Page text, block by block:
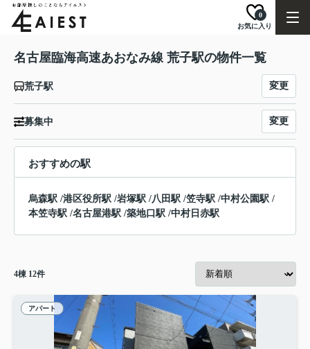
お気に入り
0
名古屋臨海高速あおなみ線 荒子駅の物件一覧
荒子駅 変更
募集中 変更
おすすめの駅
烏森駅 /港区役所駅 /岩塚駅 /八田駅 /笠寺駅 /中村公園駅 /
本笠寺駅 /名古屋港駅 /築地口駅 /中村日赤駅
4棟 12件
アパート